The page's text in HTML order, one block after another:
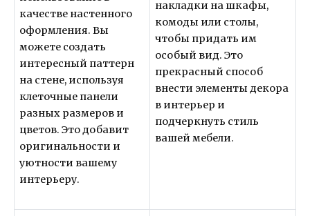
качестве настенного
оформления. Вы
можете создать
интересный паттерн
на стене, используя
клеточные панели
разных размеров и
цветов. Это добавит
оригинальности и
уютности вашему
интерьеру.
накладки на шкафы,
комоды или столы,
чтобы придать им
особый вид. Это
прекрасный способ
внести элементы декора
в интерьер и
подчеркнуть стиль
вашей мебели.